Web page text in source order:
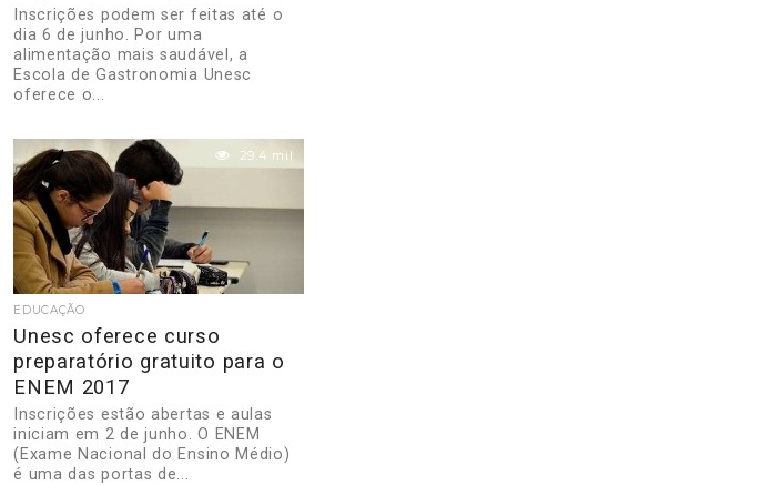
Inscrições podem ser feitas até o
dia 6 de junho. Por uma
alimentação mais saudável, a
Escola de Gastronomia Unesc
oferece o...
29.4 mil
EDUCAÇÃO
Unesc oferece curso
preparatório gratuito para o
ENEM 2017
Inscrições estão abertas e aulas
iniciam em 2 de junho. O ENEM
(Exame Nacional do Ensino Médio)
é uma das portas de...